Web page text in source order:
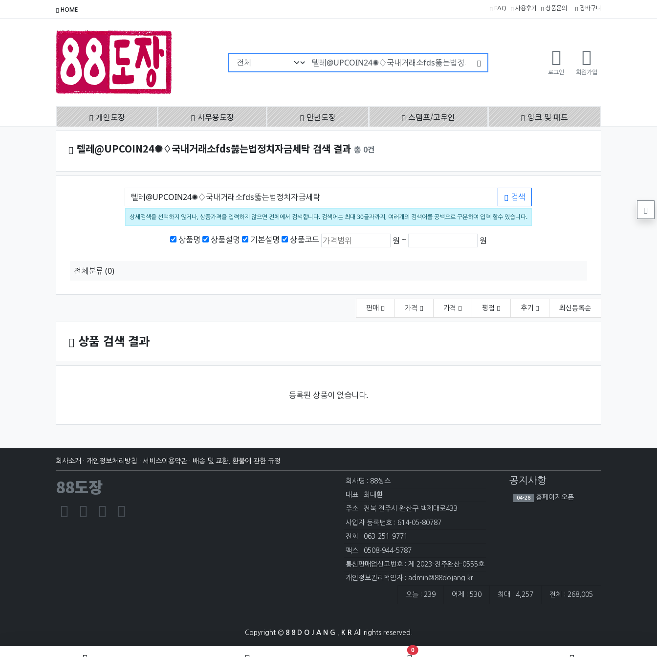
HOME FAQ 사용후기 상품문의 장바구니
검색어 필수
로그인 회원가입
개인도장 사무용도장 만년도장 스탬프/고무인 잉크 및 패드
텔레@UPCOIN24✺♢국내거래소fds뚫는법정치자금세탁 검색 결과 총 0건
검색어 검색
상세검색을 선택하지 않거나, 상품가격을 입력하지 않으면 전체에서 검색합니다. 검색어는 최대 30글자까지, 여러개의 검색어를 공백으로 구분하여 입력 할수 있습니다.
검색범위
상품명 상품설명 기본설명 상품코드 상품가격 (원)
최소 가격 원 ~ 원
전체분류(0)
판매 가격 가격 평점 후기 최신 등록순
상품 검색 결과
등록된 상품이 없습니다.
회사소개 · 개인정보처리방침 · 서비스이용약관 · 배송 및 교환, 환불에 관한 규정
88도장 회사명 : 88씽스
대표 : 최대환
주소 : 전북 전주시 완산구 백제대로433
사업자 등록번호 : 614-05-80787
전화 : 063-251-9771
팩스 : 0508-944-5787
통신판매업신고번호 : 제 2023-전주완산-0555호
개인정보관리책임자 : admin@88dojang.kr
공지사항
04-28 홈페이지오픈
오늘 : 239 어제 : 530 최대 : 4,257 전체 : 268,005
Copyright © 8 8 D O J A N G . K R All rights reserved.
0장바구니 담은 개수